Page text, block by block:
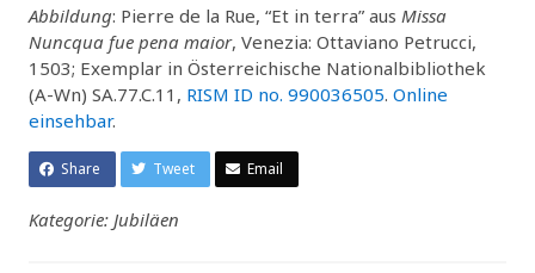
Abbildung: Pierre de la Rue, “Et in terra” aus Missa
Nuncqua fue pena maior, Venezia: Ottaviano Petrucci,
1503; Exemplar in Österreichische Nationalbibliothek
(A-Wn) SA.77.C.11, RISM ID no. 990036505. Online
einsehbar.
Share Tweet Email
Kategorie: Jubiläen